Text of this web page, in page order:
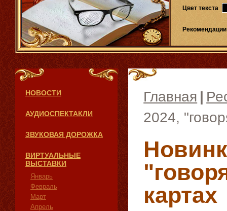
НОВОСТИ
АУДИОСПЕКТАКЛИ
ЗВУКОВАЯ ДОРОЖКА
ВИРТУАЛЬНЫЕ
ВЫСТАВКИ
Январь
Февраль
Март
Апрель
Главная |
2024,
картах
Цвет текста